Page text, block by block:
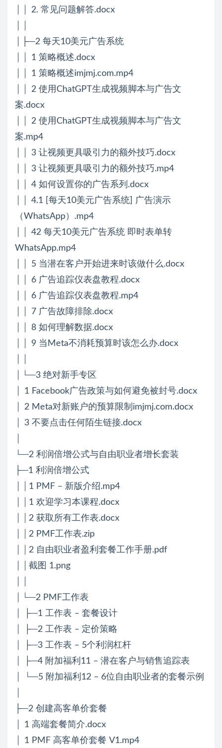
││ 2. 常见问题解答.docx
│├─2 每天10美元广告系统
││ 1 策略概述.docx
││ 1 策略概述imjmj.com.mp4
││ 2 使用ChatGPT生成视频脚本与广告文
案.docx
││ 2 使用ChatGPT生成视频脚本与广告文
案.mp4
││ 3 让视频更具吸引力的额外技巧.docx
││ 3 让视频更具吸引力的额外技巧.mp4
││ 4 如何设置你的广告系列.docx
││ 4.1 [每天10美元广告系统] 广告演示
（WhatsApp）.mp4
││ 42 每天10美元广告系统 即时表单转
WhatsApp.mp4
││ 5 当潜在客户开始进来时该做什么.docx
││ 6 广告追踪仪表盘教程.docx
││ 6 广告追踪仪表盘教程.mp4
││ 7 广告故障排除.docx
││ 8 如何理解数据.docx
││ 9 当Meta不消耗预算时该怎么办.docx
│└─3 绝对新手专区
│ 1 Facebook广告政策与如何避免被封号.docx
│ 2 Meta对新账户的预算限制imjmj.com.docx
│ 3 不要点击任何陌生链接.docx
└─2 利润倍增公式与自由职业者增长套装
├─1 利润倍增公式
││1 PMF – 新版介绍.mp4
││1 欢迎学习本课程.docx
││2 获取所有工作表.docx
││2 PMF工作表.zip
││2 自由职业者盈利套餐工作手册.pdf
││截图 1.png
│└─2 PMF工作表
│ ├─1 工作表 – 套餐设计
│ ├─2 工作表 – 定价策略
│ ├─3 工作表 – 5个利润杠杆
│ ├─4 附加福利11 – 潜在客户与销售追踪表
│ └─5 附加福利12 – 6位自由职业者的套餐示例
├─2 创建高客单价套餐
│ 1 高端套餐简介.docx
│ 1 PMF 高客单价套餐 V1.mp4